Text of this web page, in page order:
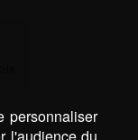
personnaliser
l'audience du